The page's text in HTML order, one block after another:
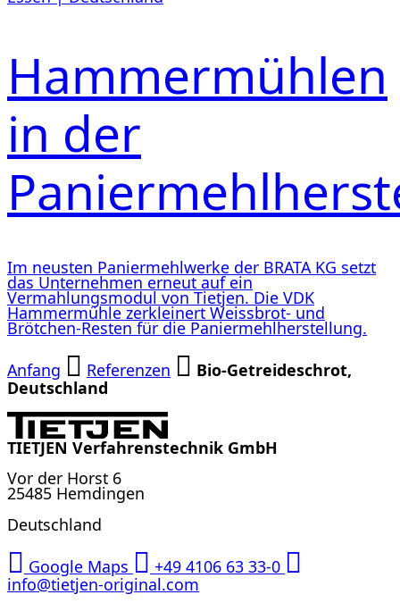
Hammermühlen
in der
Im neusten Paniermehlwerke der BRATA KG setzt
das Unternehmen erneut auf ein
Vermahlungsmodul von Tietjen. Die VDK
Hammermühle zerkleinert Weissbrot- und
Brötchen-Resten für die Paniermehlherstellung.
Anfang
Referenzen
Bio-Getreideschrot,
Deutschland
TIETJEN Verfahrenstechnik GmbH
Vor der Horst 6
25485 Hemdingen
Deutschland
Google Maps
+49 4106 63 33-0
info@tietjen-original.com